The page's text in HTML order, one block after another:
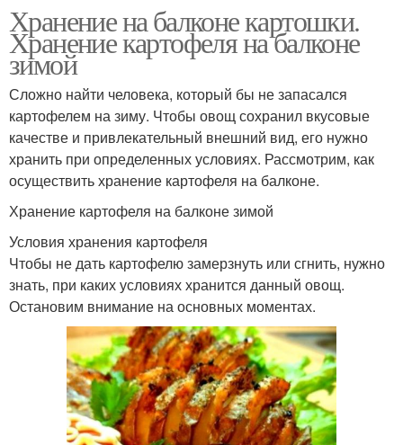
Хранение на балконе картошки.
Хранение картофеля на балконе
зимой
Сложно найти человека, который бы не запасался
картофелем на зиму. Чтобы овощ сохранил вкусовые
качестве и привлекательный внешний вид, его нужно
хранить при определенных условиях. Рассмотрим, как
осуществить хранение картофеля на балконе.
Хранение картофеля на балконе зимой
Условия хранения картофеля
Чтобы не дать картофелю замерзнуть или сгнить, нужно
знать, при каких условиях хранится данный овощ.
Остановим внимание на основных моментах.